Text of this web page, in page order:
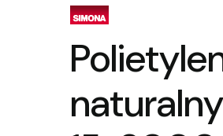
naturalny